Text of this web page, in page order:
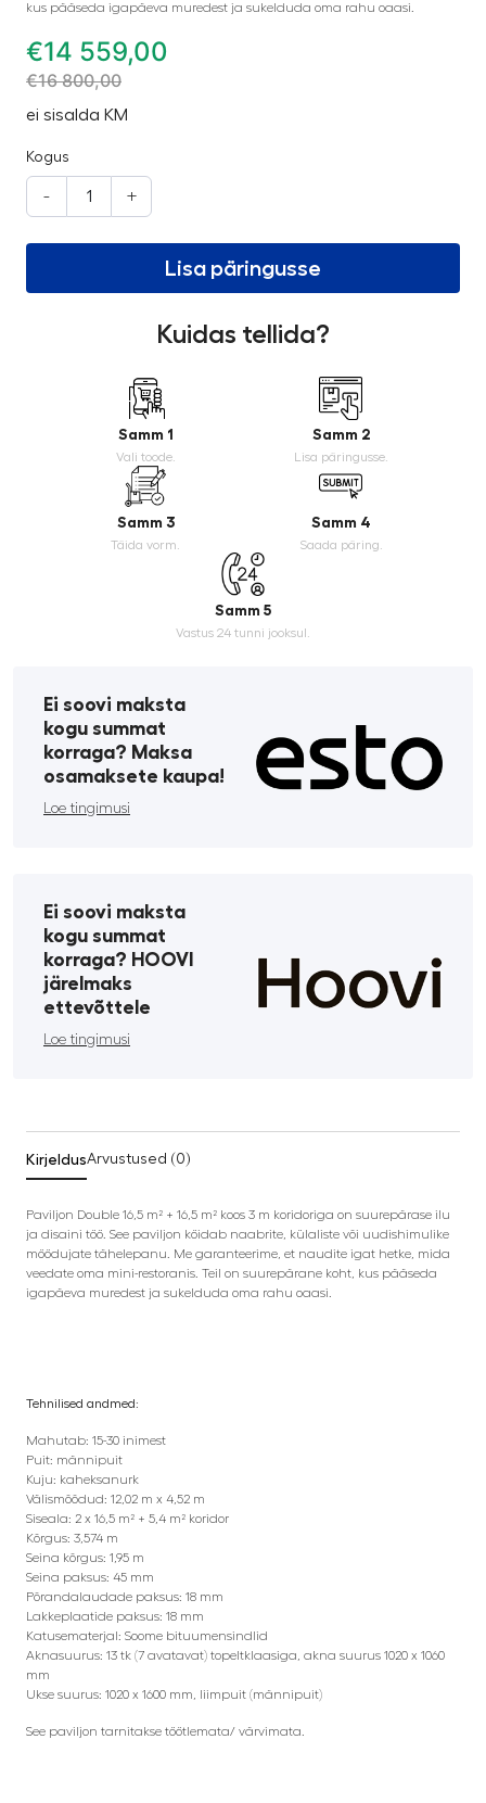
kus pääseda igapäeva muredest ja sukelduda oma rahu oaasi.
€14 559,00
€16 800,00
ei sisalda KM
Kogus
- +
Lisa päringusse
Kuidas tellida?
Samm 1
Vali toode.
Samm 2
Lisa päringusse.
Samm 3
Täida vorm.
Samm 4
Saada päring.
Samm 5
Vastus 24 tunni jooksul.
Ei soovi maksta
kogu summat
korraga? Maksa
osamaksete kaupa!
Loe tingimusi
Ei soovi maksta
kogu summat
korraga? HOOVI
järelmaks
ettevõttele
Loe tingimusi
KirjeldusArvustused (0)
Paviljon Double 16,5 m² + 16,5 m² koos 3 m koridoriga on suurepärase ilu
ja disaini töö. See paviljon köidab naabrite, külaliste või uudishimulike
möödujate tähelepanu. Me garanteerime, et naudite igat hetke, mida
veedate oma mini-restoranis. Teil on suurepärane koht, kus pääseda
igapäeva muredest ja sukelduda oma rahu oaasi.
Tehnilised andmed:
Mahutab: 15-30 inimest
Puit: männipuit
Kuju: kaheksanurk
Välismõõdud: 12,02 m x 4,52 m
Siseala: 2 x 16,5 m² + 5,4 m² koridor
Kõrgus: 3,574 m
Seina kõrgus: 1,95 m
Seina paksus: 45 mm
Põrandalaudade paksus: 18 mm
Lakkeplaatide paksus: 18 mm
Katusematerjal: Soome bituumensindlid
Aknasuurus: 13 tk (7 avatavat) topeltklaasiga, akna suurus 1020 x 1060
mm
Ukse suurus: 1020 x 1600 mm, liimpuit (männipuit)
See paviljon tarnitakse töötlemata/ värvimata.